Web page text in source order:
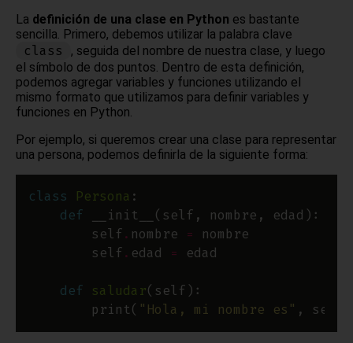
La definición de una clase en Python es bastante
sencilla. Primero, debemos utilizar la palabra clave
class
, seguida del nombre de nuestra clase, y luego
el símbolo de dos puntos. Dentro de esta definición,
podemos agregar variables y funciones utilizando el
mismo formato que utilizamos para definir variables y
funciones en Python.
Por ejemplo, si queremos crear una clase para representar
una persona, podemos definirla de la siguiente forma:
class Persona
def
        self
. nombre =
        self
. edad =
def saludar
        print(
"Hola, mi nombre es" , self